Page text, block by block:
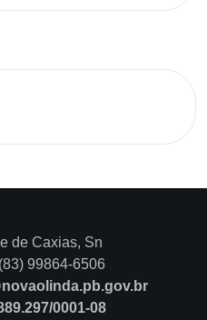
de Caxias, Sn
99864-6506
0001-08